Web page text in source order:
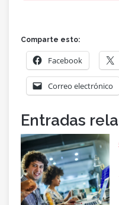
Comparte esto:
Facebook
Correo electrónico
Entradas